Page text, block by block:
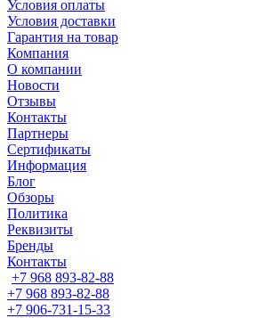
Условия оплаты
Условия доставки
Гарантия на товар
Компания
О компании
Новости
Отзывы
Контакты
Партнеры
Сертификаты
Информация
Блог
Обзоры
Политика
Реквизиты
Бренды
Контакты
+7 968 893-82-88
+7 968 893-82-88
+7 906-731-15-33